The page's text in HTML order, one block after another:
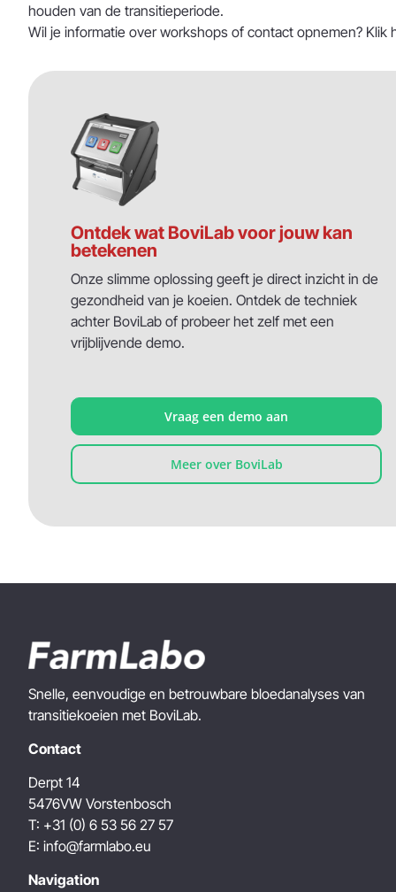
houden van de transitieperiode.
Wil je informatie over workshops of contact opnemen? Klik
Ontdek wat BoviLab voor jouw kan
betekenen
Onze slimme oplossing geeft je direct inzicht in de
gezondheid van je koeien. Ontdek de techniek
achter BoviLab of probeer het zelf met een
vrijblijvende demo.
Vraag een demo aan
Meer over BoviLab
Snelle, eenvoudige en betrouwbare bloedanalyses van
transitiekoeien met BoviLab.
Contact
Derpt 14
5476VW Vorstenbosch
T: +31 (0) 6 53 56 27 57
E: info@farmlabo.eu
Navigation